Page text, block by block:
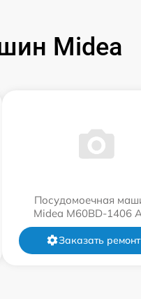
Midea
Посудомоечная
Midea M60BD-1406
Заказать ремонт